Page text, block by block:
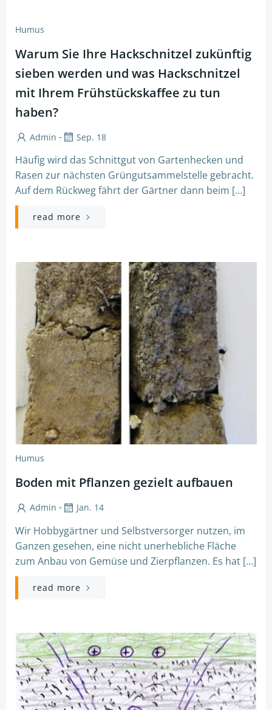
Humus
Warum Sie Ihre Hackschnitzel zukünftig
sieben werden und was Hackschnitzel
mit Ihrem Frühstückskaffee zu tun
haben?
Admin - Sep. 18
Häufig wird das Schnittgut von Gartenhecken und
Rasen zur nächsten Grüngutsammelstelle gebracht.
Auf dem Rückweg fährt der Gärtner dann beim […]
read more
Humus
Boden mit Pflanzen gezielt aufbauen
Admin - Jan. 14
Wir Hobbygärtner und Selbstversorger nutzen, im
Ganzen gesehen, eine nicht unerhebliche Fläche
zum Anbau von Gemüse und Zierpflanzen. Es hat […]
read more